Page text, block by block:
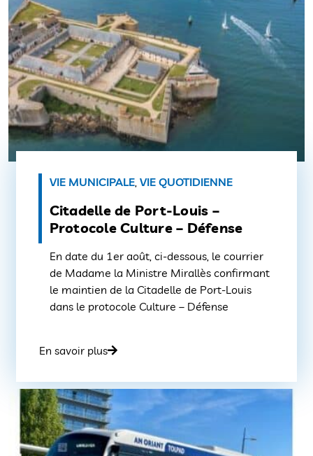
VIE MUNICIPALE, VIE QUOTIDIENNE
Citadelle de Port-Louis –
Protocole Culture – Défense
En date du 1er août, ci-dessous, le courrier
de Madame la Ministre Mirallès confirmant
le maintien de la Citadelle de Port-Louis
dans le protocole Culture – Défense
En savoir plus